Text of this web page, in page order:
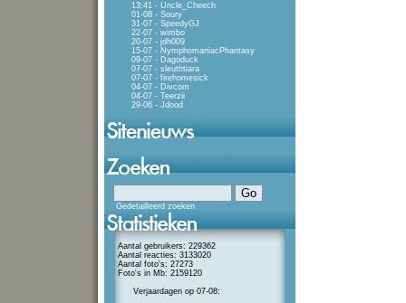
13:41 - Uncle_Cheech
01-08 - Soury
31-07 - SpeedyGJ
22-07 - wimbo
20-07 - jdh009
15-07 - NymphomaniacPhantasy
09-07 - Dagoduck
07-07 - sleuthtiara
07-07 - firehomesick
04-07 - Divcom
04-07 - Teerzii
29-06 - Jdood
Gedetailleerd zoeken
Aantal gebruikers: 229362
Aantal reacties: 3133020
Aantal foto's: 27273
Foto's in Mb: 2159120
Verjaardagen op 07-08: